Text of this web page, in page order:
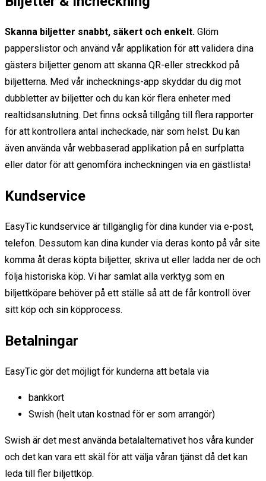
Skanna biljetter snabbt, säkert och enkelt. Glöm
papperslistor och använd vår applikation för att validera dina
gästers biljetter genom att skanna QR-eller streckkod på
biljetterna. Med vår inchecknings-app skyddar du dig mot
dubbletter av biljetter och du kan kör flera enheter med
realtidsanslutning. Det finns också tillgång till flera rapporter
för att kontrollera antal incheckade, när som helst. Du kan
även använda vår webbaserad applikation på en surfplatta
eller dator för att genomföra incheckningen via en gästlista!
Kundservice
EasyTic kundservice är tillgänglig för dina kunder via e-post,
telefon. Dessutom kan dina kunder via deras konto på vår site
komma åt deras köpta biljetter, skriva ut eller ladda ner de och
följa historiska köp. Vi har samlat alla verktyg som en
biljettköpare behöver på ett ställe så att de får kontroll över
sitt köp och sin köpprocess.
Betalningar
EasyTic gör det möjligt för kunderna att betala via
bankkort
Swish (helt utan kostnad för er som arrangör)
Swish är det mest använda betalalternativet hos våra kunder
och det kan vara ett skäl för att välja våran tjänst då det kan
leda till fler biljettköp.